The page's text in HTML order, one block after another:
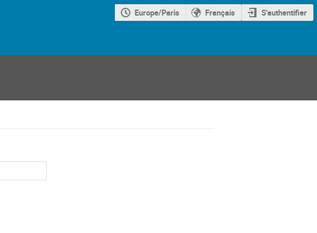
Europe/Paris Français S'authentifier